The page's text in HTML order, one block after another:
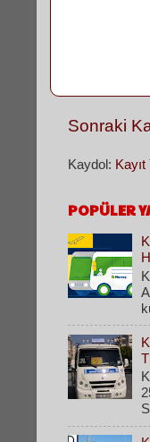
Sonraki
Kaydol:
POPÜLER